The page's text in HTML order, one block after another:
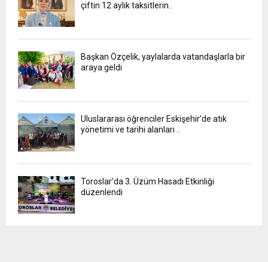
çiftin 12 aylık taksitlerin..
Başkan Özçelik, yaylalarda vatandaşlarla bir
araya geldi
Uluslararası öğrenciler Eskişehir’de atık
yönetimi ve tarihi alanları ..
Toroslar’da 3. Üzüm Hasadı Etkinliği
düzenlendi